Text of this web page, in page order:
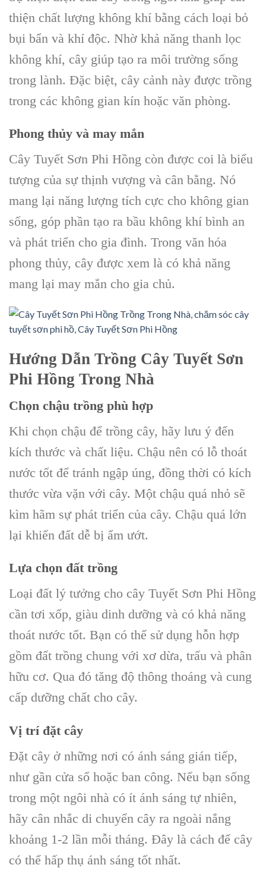
thiện chất lượng không khí bằng cách loại bỏ
bụi bẩn và khí độc. Nhờ khả năng thanh lọc
không khí, cây giúp tạo ra môi trường sống
trong lành. Đặc biệt, cây cảnh này được trồng
trong các không gian kín hoặc văn phòng.
Phong thủy và may mắn
Cây Tuyết Sơn Phi Hồng còn được coi là biểu
tượng của sự thịnh vượng và cân bằng. Nó
mang lại năng lượng tích cực cho không gian
sống, góp phần tạo ra bầu không khí bình an
và phát triển cho gia đình. Trong văn hóa
phong thủy, cây được xem là có khả năng
mang lại may mắn cho gia chủ.
Hướng Dẫn Trồng Cây Tuyết Sơn
Phi Hồng Trong Nhà
Chọn chậu trồng phù hợp
Khi chọn chậu để trồng cây, hãy lưu ý đến
kích thước và chất liệu. Chậu nên có lỗ thoát
nước tốt để tránh ngập úng, đồng thời có kích
thước vừa vặn với cây. Một chậu quá nhỏ sẽ
kìm hãm sự phát triển của cây. Chậu quá lớn
lại khiến đất dễ bị ẩm ướt.
Lựa chọn đất trồng
Loại đất lý tưởng cho cây Tuyết Sơn Phi Hồng
cần tơi xốp, giàu dinh dưỡng và có khả năng
thoát nước tốt. Bạn có thể sử dụng hỗn hợp
gồm đất trồng chung với xơ dừa, trấu và phân
hữu cơ. Qua đó tăng độ thông thoáng và cung
cấp dưỡng chất cho cây.
Vị trí đặt cây
Đặt cây ở những nơi có ánh sáng gián tiếp,
như gần cửa sổ hoặc ban công. Nếu bạn sống
trong một ngôi nhà có ít ánh sáng tự nhiên,
hãy cân nhắc di chuyển cây ra ngoài nắng
khoảng 1-2 lần mỗi tháng. Đây là cách để cây
có thể hấp thụ ánh sáng tốt nhất.